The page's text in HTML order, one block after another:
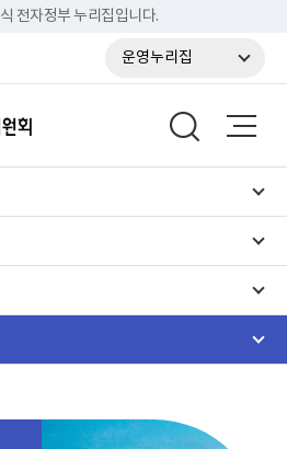
전자정부 누리집입니다.
운영누리집